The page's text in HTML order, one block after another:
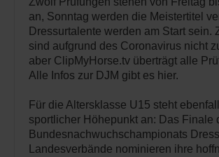
an, Sonntag werden die Meistertitel
Dressurtalente werden am Start sein.
sind aufgrund des Coronavirus nicht
aber ClipMyHorse.tv überträgt alle
Alle Infos zur DJM gibt es hier.
Für die Altersklasse U15 steht
sportlicher Höhepunkt an: Das Finale
Bundesnachwuchschampionats
Landesverbände nominieren ihre